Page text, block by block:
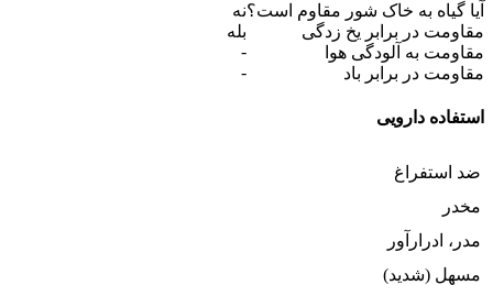
آیا گیاه به خاک شور مقاوم است؟نه
مقاومت در برابر یخ زدگی
بله
مقاومت به آلودگی هوا
-
مقاومت در برابر باد
-
استفاده دارویی
ضد استفراغ
مخدر
مدر، ادرارآور
مسهل (شدید)